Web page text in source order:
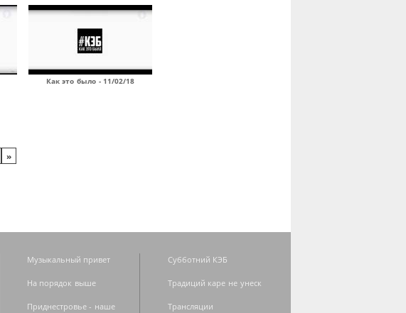
Как это было - 11/02/18
»
Музыкальный привет
На порядок выше
Приднестровье - наше
Субботний КЭБ
Традиций каре не унеск
Трансляции